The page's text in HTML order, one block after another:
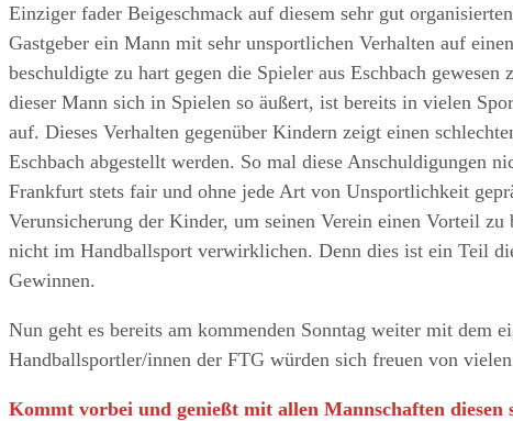
Einziger fader Beigeschmack auf diesem sehr gut
Gastgeber ein Mann mit sehr unsportlichen Verhalten auf
beschuldigte zu hart gegen die Spieler aus Eschbach
dieser Mann sich in Spielen so äußert, ist bereits in vielen
auf. Dieses Verhalten gegenüber Kindern zeigt einen
Eschbach abgestellt werden. So mal diese Anschuldigungen
Frankfurt stets fair und ohne jede Art von Unsportlichkeit
Verunsicherung der Kinder, um seinen Verein einen Vorteil
nicht im Handballsport verwirklichen. Denn dies ist ein Teil
Gewinnen.
Nun geht es bereits am kommenden Sonntag weiter mit dem
Handballsportler/innen der FTG würden sich freuen von
Kommt vorbei und genießt mit allen Mannschaften diesen